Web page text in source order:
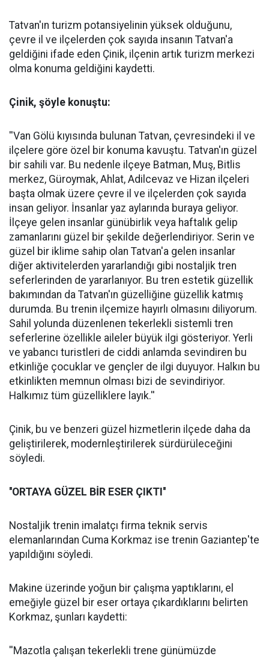
Tatvan'ın turizm potansiyelinin yüksek olduğunu,
çevre il ve ilçelerden çok sayıda insanın Tatvan'a
geldiğini ifade eden Çinik, ilçenin artık turizm merkezi
olma konuma geldiğini kaydetti.
Çinik, şöyle konuştu:
''Van Gölü kıyısında bulunan Tatvan, çevresindeki il ve
ilçelere göre özel bir konuma kavuştu. Tatvan'ın güzel
bir sahili var. Bu nedenle ilçeye Batman, Muş, Bitlis
merkez, Güroymak, Ahlat, Adilcevaz ve Hizan ilçeleri
başta olmak üzere çevre il ve ilçelerden çok sayıda
insan geliyor. İnsanlar yaz aylarında buraya geliyor.
İlçeye gelen insanlar günübirlik veya haftalık gelip
zamanlarını güzel bir şekilde değerlendiriyor. Serin ve
güzel bir iklime sahip olan Tatvan'a gelen insanlar
diğer aktivitelerden yararlandığı gibi nostaljik tren
seferlerinden de yararlanıyor. Bu tren estetik güzellik
bakımından da Tatvan'ın güzelliğine güzellik katmış
durumda. Bu trenin ilçemize hayırlı olmasını diliyorum.
Sahil yolunda düzenlenen tekerlekli sistemli tren
seferlerine özellikle aileler büyük ilgi gösteriyor. Yerli
ve yabancı turistleri de ciddi anlamda sevindiren bu
etkinliğe çocuklar ve gençler de ilgi duyuyor. Halkın bu
etkinlikten memnun olması bizi de sevindiriyor.
Halkımız tüm güzelliklere layık.''
Çinik, bu ve benzeri güzel hizmetlerin ilçede daha da
geliştirilerek, modernleştirilerek sürdürüleceğini
söyledi.
''ORTAYA GÜZEL BİR ESER ÇIKTI''
Nostaljik trenin imalatçı firma teknik servis
elemanlarından Cuma Korkmaz ise trenin Gaziantep'te
yapıldığını söyledi.
Makine üzerinde yoğun bir çalışma yaptıklarını, el
emeğiyle güzel bir eser ortaya çıkardıklarını belirten
Korkmaz, şunları kaydetti:
''Mazotla çalışan tekerlekli trene günümüzde